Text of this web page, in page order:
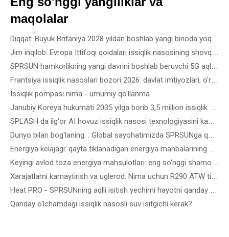
maqolalar
Issiqlik pompasi nima - umumiy qo'llanma
Qanday o'lchamdagi issiqlik nasosli suv isitgichi kerak?